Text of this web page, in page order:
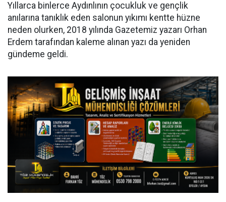
Yıllarca binlerce Aydınlının çocukluk ve gençlik
anılarına tanıklık eden salonun yıkımı kentte hüzne
neden olurken, 2018 yılında Gazetemiz yazarı Orhan
Erdem tarafından kaleme alınan yazı da yeniden
gündeme geldi.